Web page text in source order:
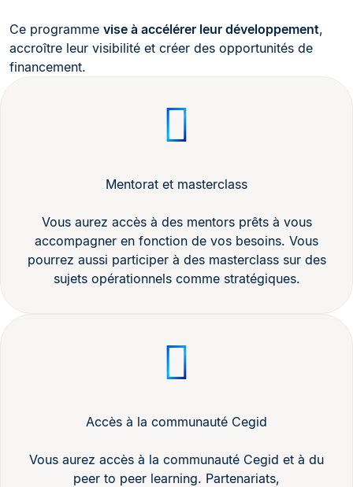
Ce programme vise à accélérer leur développement,
accroître leur visibilité et créer des opportunités de
financement.
Mentorat et masterclass
Vous aurez accès à des mentors prêts à vous
accompagner en fonction de vos besoins. Vous
pourrez aussi participer à des masterclass sur des
sujets opérationnels comme stratégiques.
Accès à la communauté Cegid
Vous aurez accès à la communauté Cegid et à du
peer to peer learning. Partenariats,